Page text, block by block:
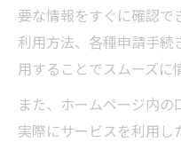
要な情報をすぐに確認で
利用方法、各種申請手
用することでスムーズに
また、ホームページ内の
実際にサービスを利用し